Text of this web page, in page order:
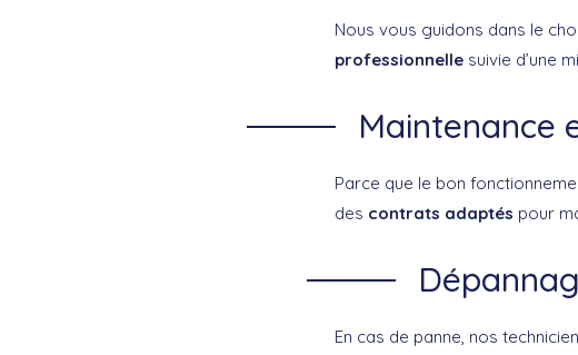
Nous vous guidons dans le
professionnelle suivie d’une
Maintenance
Parce que le bon
des contrats adaptés pour
En cas de panne, nos